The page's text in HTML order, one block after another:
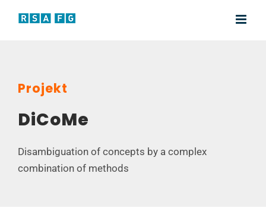
Inhalt
Projekt
DiCoMe
Disambiguation of concepts by a complex
combination of methods